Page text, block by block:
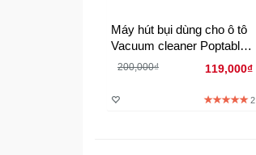
Máy hút bụi dùng cho ô tô
Vacuum cleaner Poptable
T5
200,000₫ 119,000₫
2